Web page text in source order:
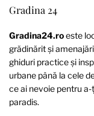
Gradina 24
Gradina24.roeste
grădinărit și
ghiduri practice și
urbane până la cele
ce ai nevoie pentru
paradis.